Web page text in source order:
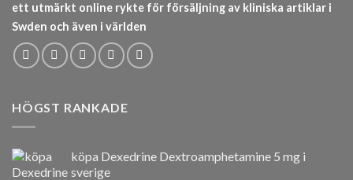
ett utmärkt online rykte för försäljning av kliniska artiklar i
Swden och även i världen
HÖGST RANKADE
köpa Dexedrine Dextroamphetamine 5 mg i
sverige